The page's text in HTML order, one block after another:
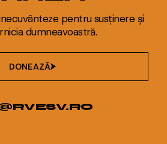
pentru susținere și
dumneavoastră.
DONEAZĂ